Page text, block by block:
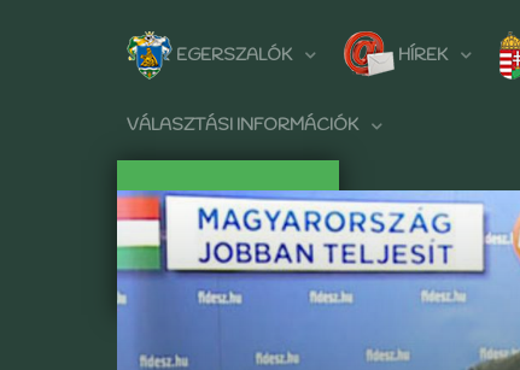
EGERSZALÓK HÍREK
VÁLASZTÁSI INFORMÁCIÓK